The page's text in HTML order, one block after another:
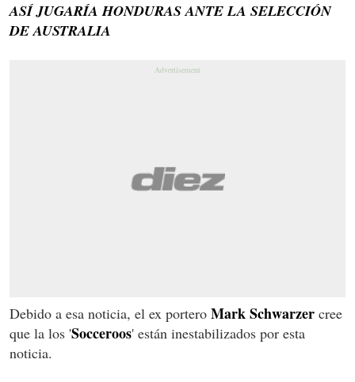
ASÍ JUGARÍA HONDURAS ANTE LA SELECCIÓN
DE AUSTRALIA
Debido a esa noticia, el ex portero Mark Schwarzer cree
que la los 'Socceroos' están inestabilizados por esta
noticia.